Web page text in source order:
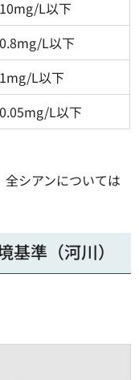
10mg/L以下
0.8mg/L以下
1mg/L以下
0.05mg/L以下
シアンについては
準（河川）